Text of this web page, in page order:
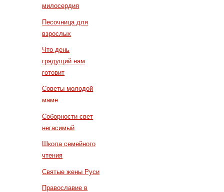
милосердия
Песочница для
взрослых
Что день
грядущий нам
готовит
Советы молодой
маме
Соборности свет
негасимый
Школа семейного
чтения
Святые жены Руси
Православие в